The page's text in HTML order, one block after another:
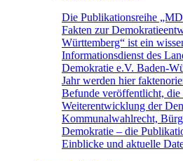
Die Publikationsreihe
Fakten zur
Württemberg“ ist ein
Informationsdienst des
Demokratie e.V. Baden-
Jahr werden hier
Befunde veröffentlicht,
Weiterentwicklung der
Kommunalwahlrecht,
Demokratie – die
Einblicke und aktuelle